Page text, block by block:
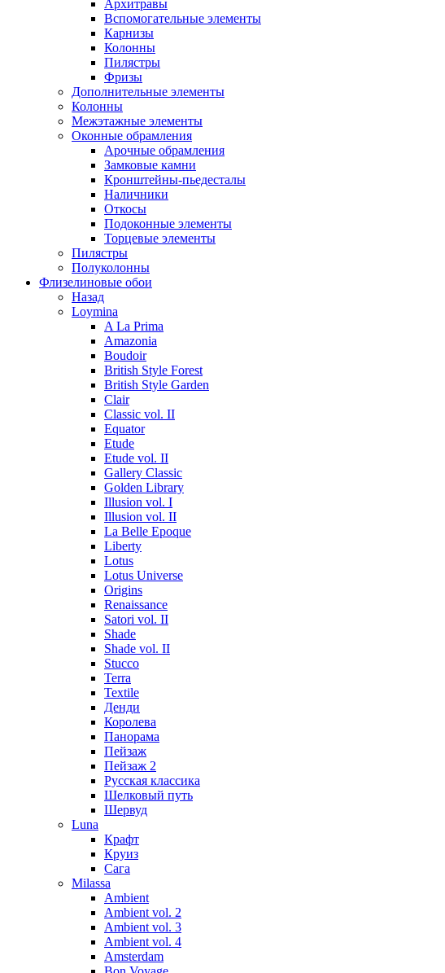
Архитравы
Вспомогательные элементы
Карнизы
Колонны
Пилястры
Фризы
Дополнительные элементы
Колонны
Межэтажные элементы
Оконные обрамления
Арочные обрамления
Замковые камни
Кронштейны-пьедесталы
Наличники
Откосы
Подоконные элементы
Торцевые элементы
Пилястры
Полуколонны
Флизелиновые обои
Назад
Loymina
A La Prima
Amazonia
Boudoir
British Style Forest
British Style Garden
Clair
Classic vol. II
Equator
Etude
Etude vol. II
Gallery Classic
Golden Library
Illusion vol. I
Illusion vol. II
La Belle Epoque
Liberty
Lotus
Lotus Universe
Origins
Renaissance
Satori vol. II
Shade
Shade vol. II
Stucco
Terra
Textile
Денди
Королева
Панорама
Пейзаж
Пейзаж 2
Русская классика
Шелковый путь
Шервуд
Luna
Крафт
Круиз
Сага
Milassa
Ambient
Ambient vol. 2
Ambient vol. 3
Ambient vol. 4
Amsterdam